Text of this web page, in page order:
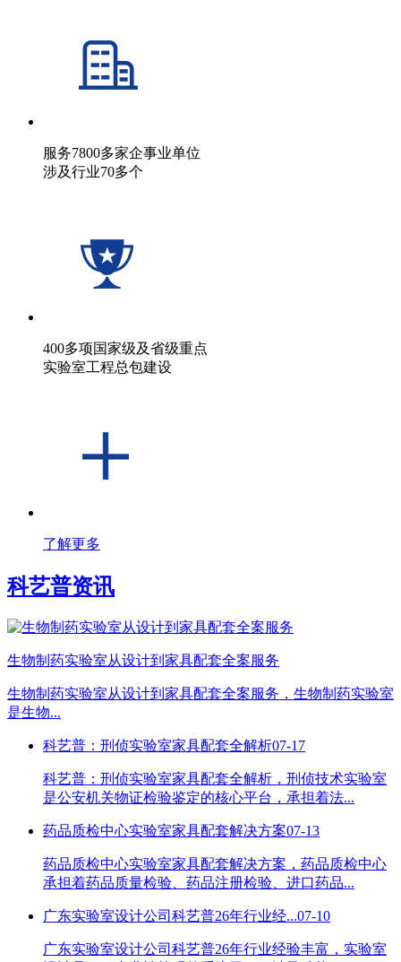
服务7800多家企事业单位
涉及行业70多个
400多项国家级及省级重点
实验室工程总包建设
了解更多
科艺普资讯
生物制药实验室从设计到家具配套全案服务
生物制药实验室从设计到家具配套全案服务，生物制药实验室
是生物...
科艺普：刑侦实验室家具配套全解析07-17
科艺普：刑侦实验室家具配套全解析，刑侦技术实验室
是公安机关物证检验鉴定的核心平台，承担着法...
药品质检中心实验室家具配套解决方案07-13
药品质检中心实验室家具配套解决方案，药品质检中心
承担着药品质量检验、药品注册检验、进口药品...
广东实验室设计公司科艺普26年行业经...07-10
广东实验室设计公司科艺普26年行业经验丰富，实验室